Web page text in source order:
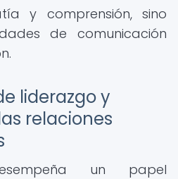
y comprensión, sino
de comunicación
liderazgo y
relaciones
un papel